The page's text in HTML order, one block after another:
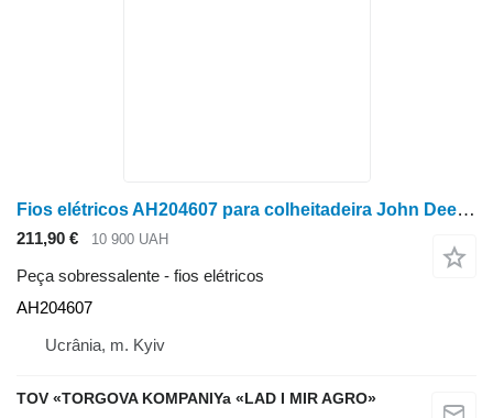
Fios elétricos AH204607 para colheitadeira John Deere STS: 9560 STS, 9570 STS, 9650 STS
211,90 € 10 900 UAH
Peça sobressalente - fios elétricos
AH204607
Ucrânia, m. Kyiv
TOV «TORGOVA KOMPANIYa «LAD I MIR AGRO»